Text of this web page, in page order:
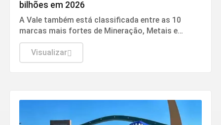
bilhões em 2026
A Vale também está classificada entre as 10
marcas mais fortes de Mineração, Metais e
Minerais em 2026, alcançando uma pontuação de
72,9 em 100 no Índice de Força de Marca (BSI) e
uma classificação AA
Visualizar